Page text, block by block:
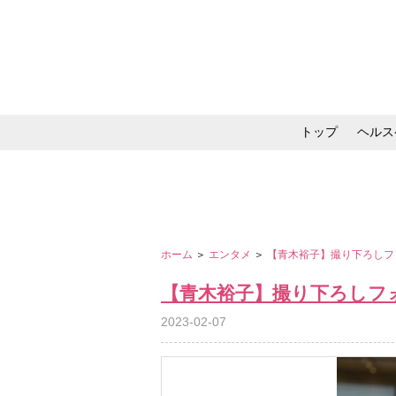
トップ ヘル
ホーム ＞ エンタメ ＞ 【青木裕子】撮り下ろし
【青木裕子】撮り下ろし
2023-02-07